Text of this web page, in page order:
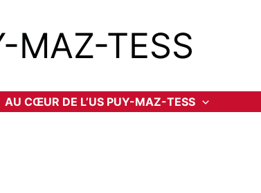
MAZ-TESS
AU CŒUR DE L’US PUY-MAZ-TESS